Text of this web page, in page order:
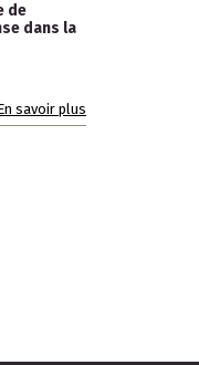
de
dans la
savoir plus